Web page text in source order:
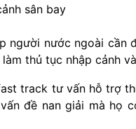
sân bay
người nước ngoài cần
thủ tục nhập cảnh
track tư vấn hỗ trợ
đề nan giải mà họ